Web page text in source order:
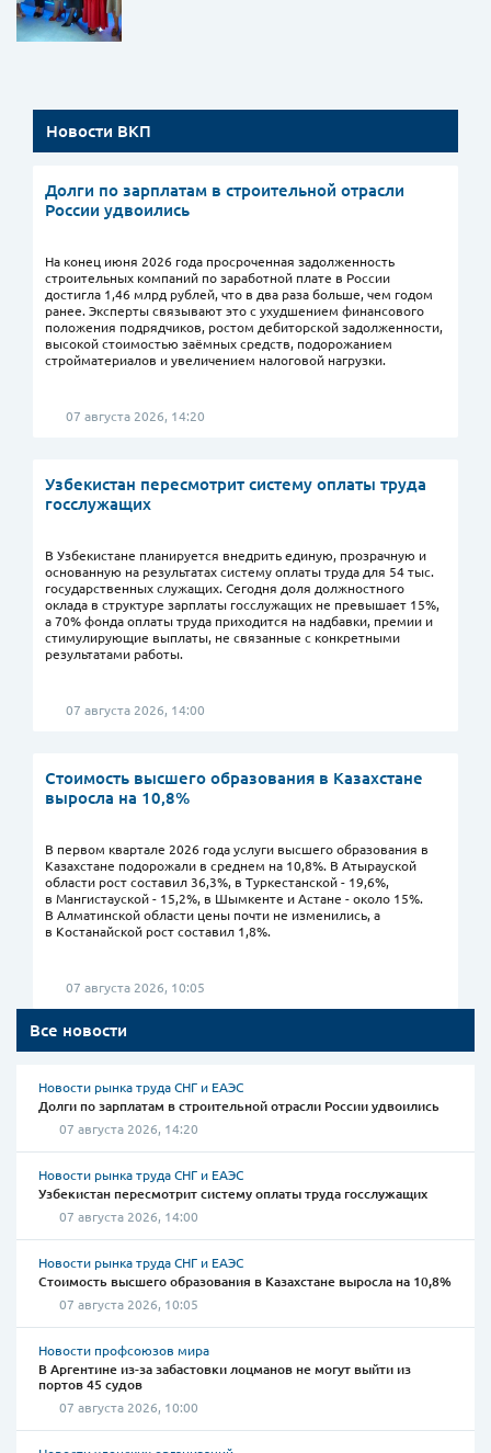
Все новости
Новости рынка труда СНГ и ЕАЭС
Долги по зарплатам в строительной отрасли России удвоились
07 августа 2026, 14:20
Новости рынка труда СНГ и ЕАЭС
Узбекистан пересмотрит систему оплаты труда госслужащих
07 августа 2026, 14:00
Новости рынка труда СНГ и ЕАЭС
Стоимость высшего образования в Казахстане выросла на 10,8%
07 августа 2026, 10:05
Новости профсоюзов мира
В Аргентине из-за забастовки лоцманов не могут выйти из
портов 45 судов
07 августа 2026, 10:00
Новости ВКП
Долги по зарплатам в строительной отрасли
России удвоились
На конец июня 2026 года просроченная задолженность
строительных компаний по заработной плате в России
достигла 1,46 млрд рублей, что в два раза больше, чем годом
ранее. Эксперты связывают это с ухудшением финансового
положения подрядчиков, ростом дебиторской задолженности,
высокой стоимостью заёмных средств, подорожанием
стройматериалов и увеличением налоговой нагрузки.
07 августа 2026, 14:20
Узбекистан пересмотрит систему оплаты труда
госслужащих
В Узбекистане планируется внедрить единую, прозрачную и
основанную на результатах систему оплаты труда для 54 тыс.
государственных служащих. Сегодня доля должностного
оклада в структуре зарплаты госслужащих не превышает 15%,
а 70% фонда оплаты труда приходится на надбавки, премии и
стимулирующие выплаты, не связанные с конкретными
результатами работы.
07 августа 2026, 14:00
Стоимость высшего образования в Казахстане
выросла на 10,8%
В первом квартале 2026 года услуги высшего образования в
Казахстане подорожали в среднем на 10,8%. В Атырауской
области рост составил 36,3%, в Туркестанской - 19,6%,
в Мангистауской - 15,2%, в Шымкенте и Астане - около 15%.
В Алматинской области цены почти не изменились, а
в Костанайской рост составил 1,8%.
07 августа 2026, 10:05